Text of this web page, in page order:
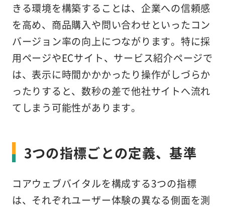
きる環境を構築することは、企業への信頼感
を高め、商品購入や問い合わせといったコン
バージョン率の向上につながります。特に採
用ページやECサイト、サービス紹介ページで
は、表示に時間かかかったり操作がしづらか
ったりすると、数秒の差で他社サイトへ流れ
てしまう可能性があります。
3つの指標ごとの定義、基準
コアウェブバイタルを構成する3つの指標
は、それぞれユーザー体験の異なる側面を測